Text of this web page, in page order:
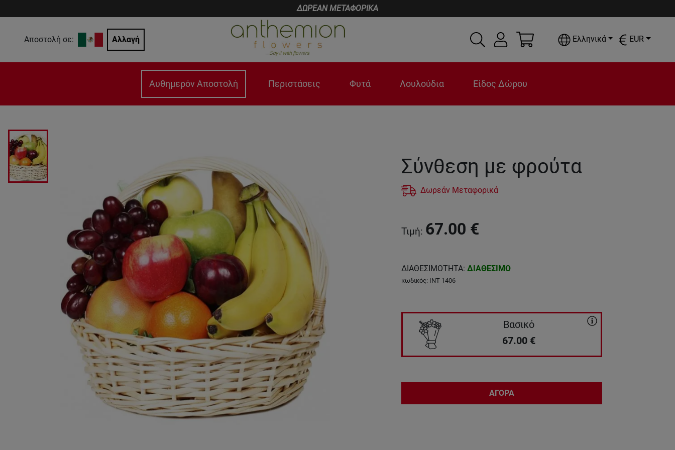
ΔΩΡΕΑΝ ΜΕΤΑΦΟΡΙΚΑ
Αποστολή σε: Αλλαγή Ελληνικά EUR
Αυθημερόν Αποστολή Περιστάσεις Φυτά Λουλούδια Είδος Δώρου
Σύνθεση με φρούτα
Δωρεάν Μεταφορικά
Τιμή: 67.00 €
ΔΙΑΘΕΣΙΜΟΤΗΤΑ: ΔΙΑΘΕΣΙΜΟ
κωδικός: INT-1406
Βασικό
67.00 €
ΑΓΟΡΑ